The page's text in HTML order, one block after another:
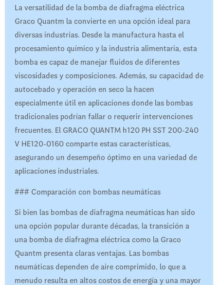
La versatilidad de la bomba de diafragma eléctrica
Graco Quantm la convierte en una opción ideal para
diversas industrias. Desde la manufactura hasta el
procesamiento químico y la industria alimentaria, esta
bomba es capaz de manejar fluidos de diferentes
viscosidades y composiciones. Además, su capacidad de
autocebado y operación en seco la hacen
especialmente útil en aplicaciones donde las bombas
tradicionales podrían fallar o requerir intervenciones
frecuentes. El GRACO QUANTM h120 PH SST 200-240
V HE120-0160 comparte estas características,
asegurando un desempeño óptimo en una variedad de
aplicaciones industriales.
### Comparación con bombas neumáticas
Si bien las bombas de diafragma neumáticas han sido
una opción popular durante décadas, la transición a
una bomba de diafragma eléctrica como la Graco
Quantm presenta claras ventajas. Las bombas
neumáticas dependen de aire comprimido, lo que a
menudo resulta en altos costos de energía y una mayor